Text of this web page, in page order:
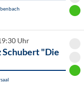
Uhr
Schubert "Die